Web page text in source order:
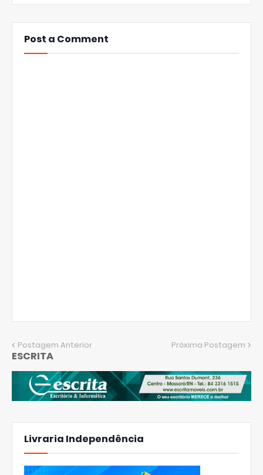
Post a Comment
Postagem Anterior Próxima Postagem
ESCRITA
Livraria Independência